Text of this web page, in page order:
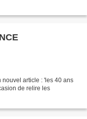
nouvel article : 'les 40 ans
de relire les